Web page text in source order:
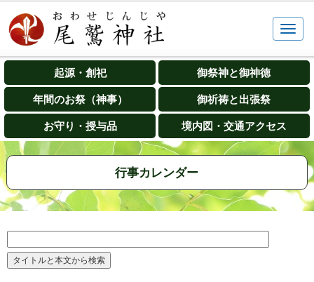
起源・創祀 御祭神と御神徳
年間のお祭（神事） 御祈祷と出張祭
お守り・授与品 境内図・交通アクセス
行事カレンダー